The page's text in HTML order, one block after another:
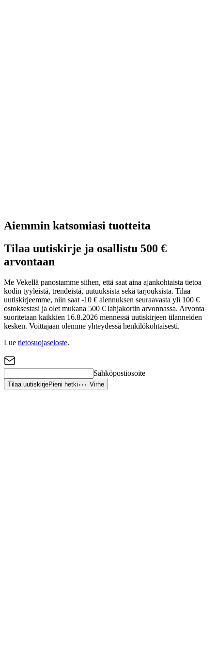
Aiemmin katsomiasi tuotteita
Tilaa uutiskirje ja osallistu 500 €
arvontaan
Me Vekellä panostamme siihen, että saat aina ajankohtaista tietoa
kodin tyyleistä, trendeistä, uutuuksista sekä tarjouksista. Tilaa
uutiskirjeemme, niin saat -10 € alennuksen seuraavasta yli 100 €
ostoksestasi ja olet mukana 500 € lahjakortin arvonnassa. Arvonta
suoritetaan kaikkien 16.8.2026 mennessä uutiskirjeen tilanneiden
kesken. Voittajaan olemme yhteydessä henkilökohtaisesti.
Lue tietosuojaseloste.
Sähköpostiosoite
Tilaa uutiskirjePieni hetki Virhe